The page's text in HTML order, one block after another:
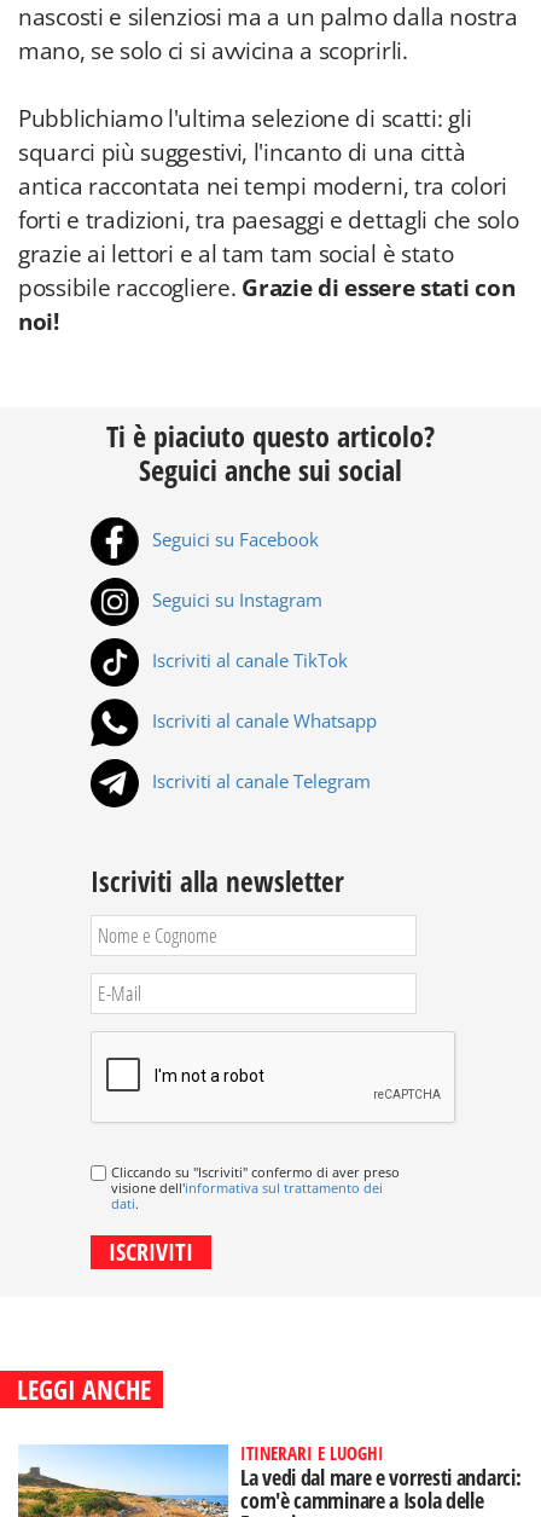
nascosti e silenziosi ma a un palmo dalla nostra
mano, se solo ci si avvicina a scoprirli.
Pubblichiamo l'ultima selezione di scatti: gli
squarci più suggestivi, l'incanto di una città
antica raccontata nei tempi moderni, tra colori
forti e tradizioni, tra paesaggi e dettagli che solo
grazie ai lettori e al tam tam social è stato
possibile raccogliere. Grazie di essere stati con
noi!
Ti è piaciuto questo articolo?
Seguici anche sui social
Seguici su Facebook
Seguici su Instagram
Iscriviti al canale TikTok
Iscriviti al canale Whatsapp
Iscriviti al canale Telegram
Iscriviti alla newsletter
Cliccando su "Iscriviti" confermo di aver preso
visione dell'informativa sul trattamento dei
dati.
LEGGI ANCHE
ITINERARI E LUOGHI
La vedi dal mare e vorresti andarci:
com'è camminare a Isola delle